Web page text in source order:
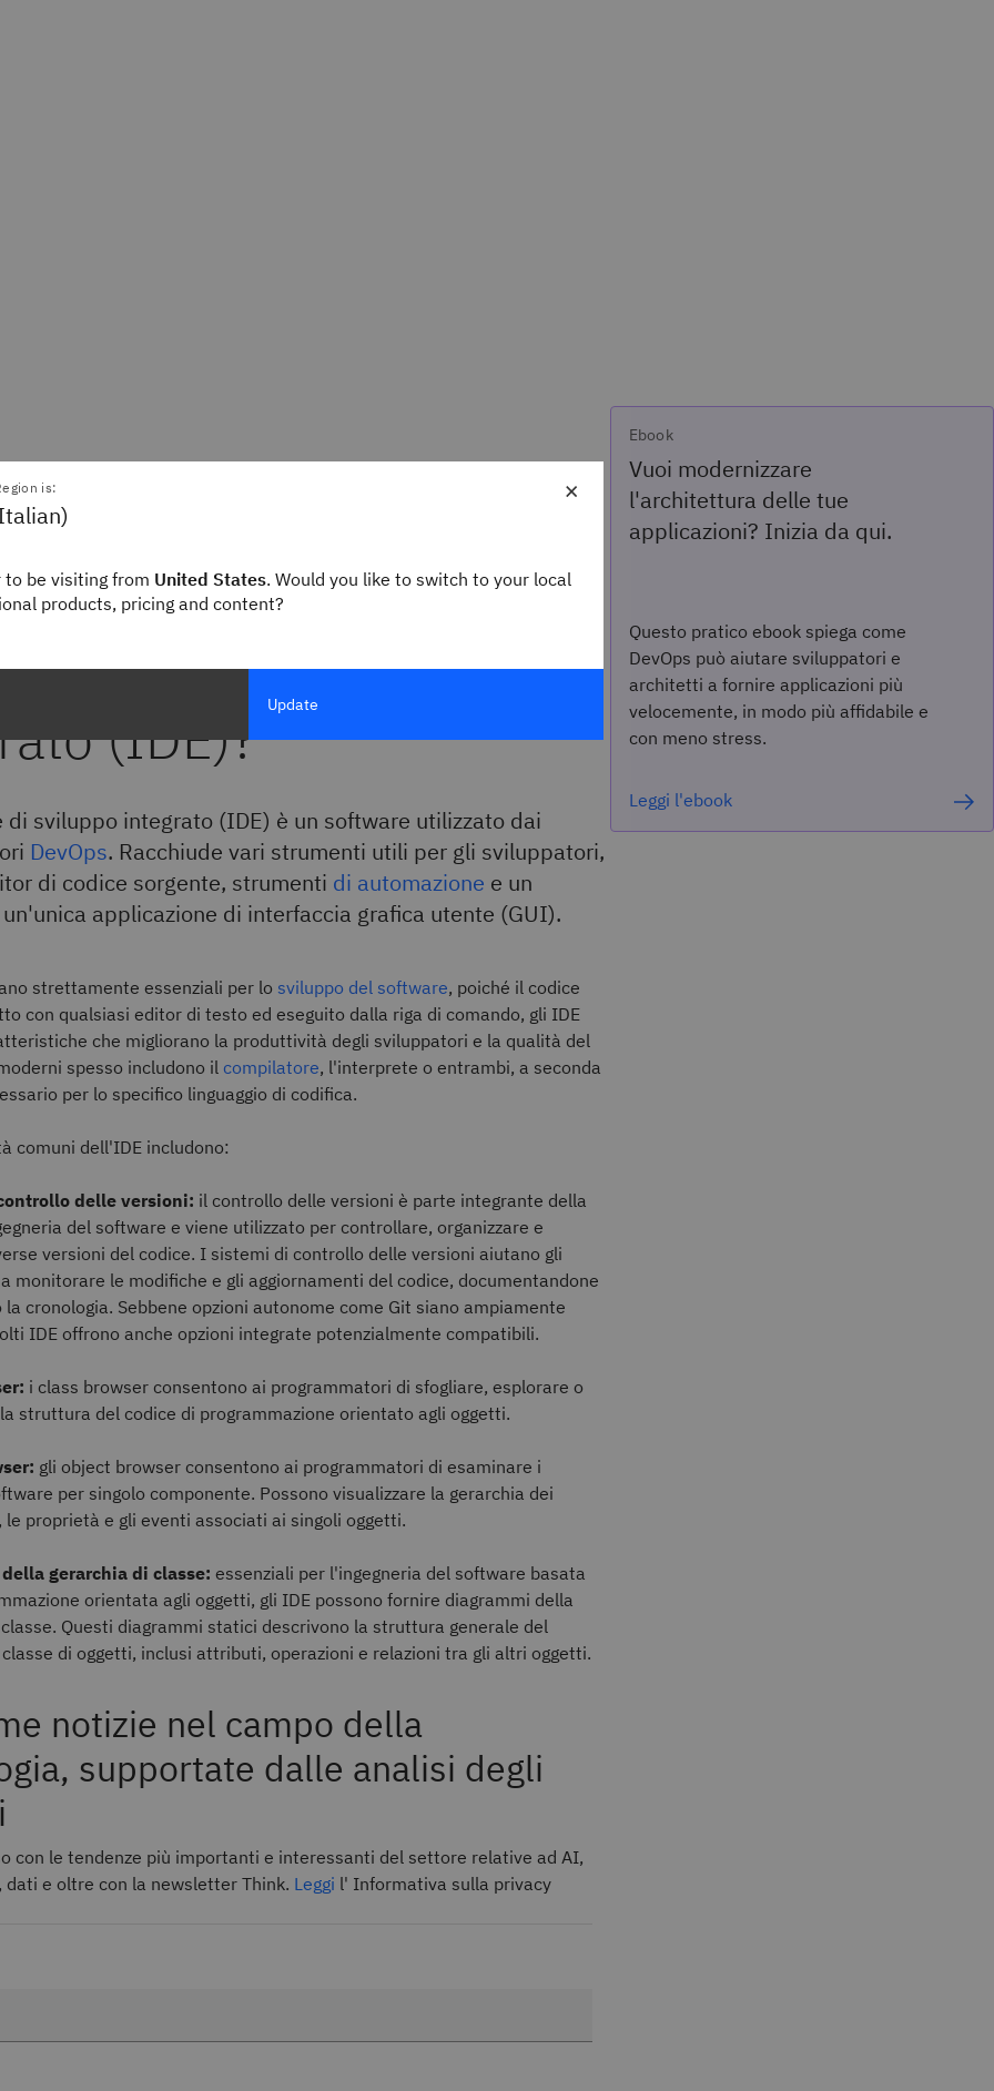
un ambiente di sviluppo
(IDE)?
di sviluppo integrato (IDE) è un software utilizzato dai
DevOps. Racchiude vari strumenti utili per gli sviluppatori,
di codice sorgente, strumenti di automazione e un
applicazione di interfaccia grafica utente (GUI).
strettamente essenziali per lo sviluppo del software, poiché il codice
con qualsiasi editor di testo ed eseguito dalla riga di comando, gli IDE
che migliorano la produttività degli sviluppatori e la qualità del
spesso includono il compilatore, l'interprete o entrambi, a seconda
per lo specifico linguaggio di codifica.
comuni dell'IDE includono:
delle versioni: il controllo delle versioni è parte integrante della
del software e viene utilizzato per controllare, organizzare e
versioni del codice. I sistemi di controllo delle versioni aiutano gli
monitorare le modifiche e gli aggiornamenti del codice, documentandone
cronologia. Sebbene opzioni autonome come Git siano ampiamente
IDE offrono anche opzioni integrate potenzialmente compatibili.
i class browser consentono ai programmatori di sfogliare, esplorare o
struttura del codice di programmazione orientato agli oggetti.
gli object browser consentono ai programmatori di esaminare i
per singolo componente. Possono visualizzare la gerarchia dei
le proprietà e gli eventi associati ai singoli oggetti.
gerarchia di classe: essenziali per l'ingegneria del software basata
orientata agli oggetti, gli IDE possono fornire diagrammi della
Questi diagrammi statici descrivono la struttura generale del
di oggetti, inclusi attributi, operazioni e relazioni tra gli altri oggetti.
notizie nel campo della
supportate dalle analisi degli
con le tendenze più importanti e interessanti del settore relative ad AI,
dati e oltre con la newsletter Think. Leggi l' Informativa sulla privacy
Ebook
Vuoi modernizzare
l'architettura delle tue
applicazioni? Inizia da qui.
Questo pratico ebook spiega come
DevOps può aiutare sviluppatori e
architetti a fornire applicazioni più
velocemente, in modo più affidabile e
con meno stress.
Leggi l'ebook
×
is:
to be visiting from United States. Would you like to switch to your local
products, pricing and content?
Update